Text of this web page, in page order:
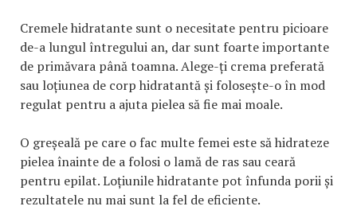
Cremele hidratante sunt o necesitate pentru picioare
de-a lungul întregului an, dar sunt foarte importante
de primăvara până toamna. Alege-ți crema preferată
sau loțiunea de corp hidratantă și folosește-o în mod
regulat pentru a ajuta pielea să fie mai moale.
O greșeală pe care o fac multe femei este să hidrateze
pielea înainte de a folosi o lamă de ras sau ceară
pentru epilat. Loțiunile hidratante pot înfunda porii și
rezultatele nu mai sunt la fel de eficiente.